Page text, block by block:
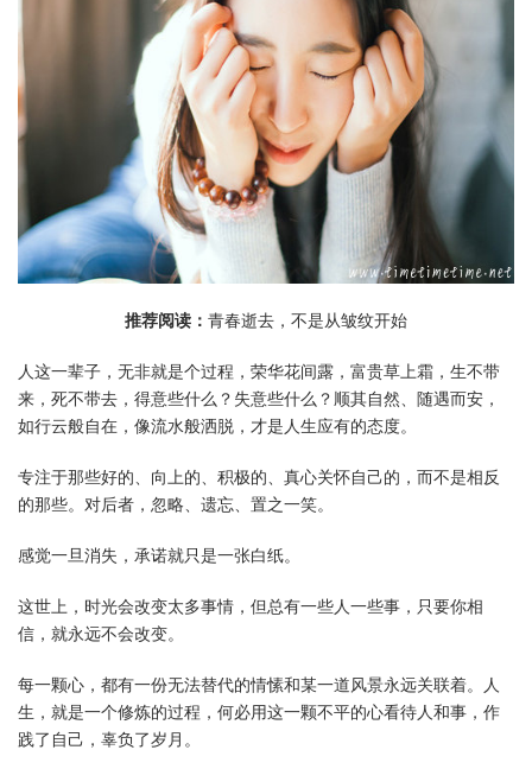
推荐阅读： 青春逝去，不是从皱纹开始
人这一辈子，无非就是个过程，荣华花间露，富贵草上霜，生不带
来，死不带去，得意些什么？失意些什么？顺其自然、随遇而安，
如行云般自在，像流水般洒脱，才是人生应有的态度。
专注于那些好的、向上的、积极的、真心关怀自己的，而不是相反
的那些。对后者，忽略、遗忘、置之一笑。
感觉一旦消失，承诺就只是一张白纸。
这世上，时光会改变太多事情，但总有一些人一些事，只要你相
信，就永远不会改变。
每一颗心，都有一份无法替代的情愫和某一道风景永远关联着。人
生，就是一个修炼的过程，何必用这一颗不平的心看待人和事，作
践了自己，辜负了岁月。